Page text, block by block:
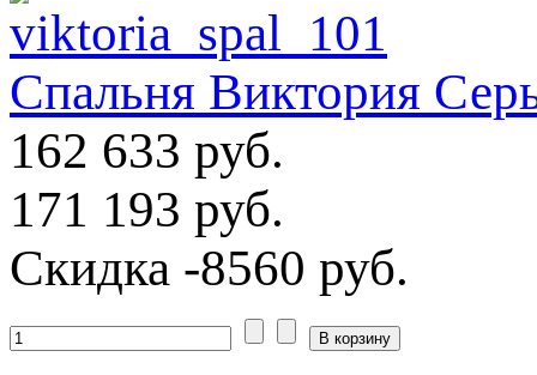
Спальня Виктория
162 633 руб.
171 193 руб.
Скидка -8560 руб.